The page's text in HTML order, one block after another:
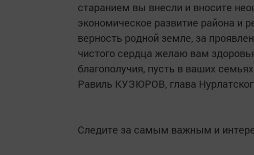
старанием вы внесли и вносите
экономическое развитие района и
верность родной земле, за
чистого сердца желаю вам
благополучия, пусть в ваших
Равиль КУЗЮРОВ, глава
Следите за самым важным и